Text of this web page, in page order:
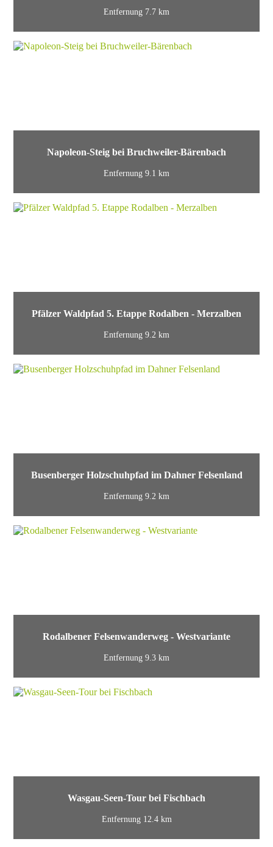
Entfernung 7.7 km
Napoleon-Steig bei Bruchweiler-Bärenbach
Entfernung 9.1 km
Pfälzer Waldpfad 5. Etappe Rodalben - Merzalben
Entfernung 9.2 km
Busenberger Holzschuhpfad im Dahner Felsenland
Entfernung 9.2 km
Rodalbener Felsenwanderweg - Westvariante
Entfernung 9.3 km
Wasgau-Seen-Tour bei Fischbach
Entfernung 12.4 km